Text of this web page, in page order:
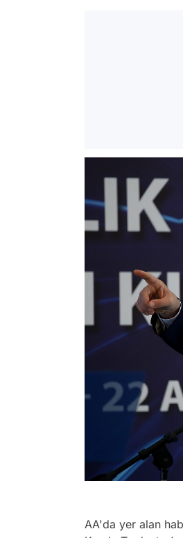
AA'da yer alan